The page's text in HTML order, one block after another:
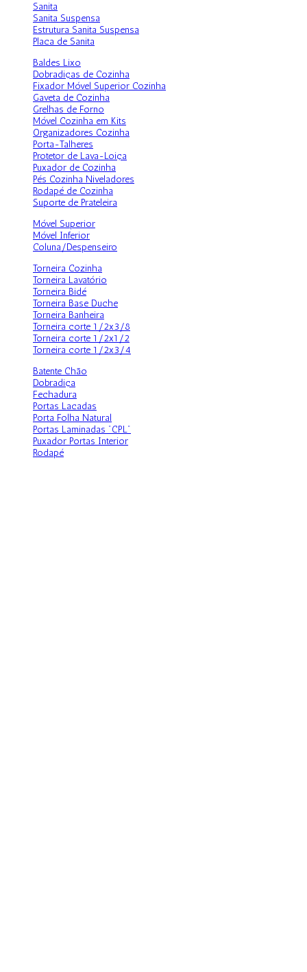
Sanita
Sanita Suspensa
Estrutura Sanita Suspensa
Placa de Sanita
Baldes Lixo
Dobradiças de Cozinha
Fixador Móvel Superior Cozinha
Gaveta de Cozinha
Grelhas de Forno
Móvel Cozinha em Kits
Organizadores Cozinha
Porta-Talheres
Protetor de Lava-Loiça
Puxador de Cozinha
Pés Cozinha Niveladores
Rodapé de Cozinha
Suporte de Prateleira
Móvel Superior
Móvel Inferior
Coluna/Despenseiro
Torneira Cozinha
Torneira Lavatório
Torneira Bidé
Torneira Base Duche
Torneira Banheira
Torneira corte 1/2x3/8
Torneira corte 1/2x1/2
Torneira corte 1/2x3/4
Batente Chão
Dobradiça
Fechadura
Portas Lacadas
Porta Folha Natural
Portas Laminadas "CPL"
Puxador Portas Interior
Rodapé